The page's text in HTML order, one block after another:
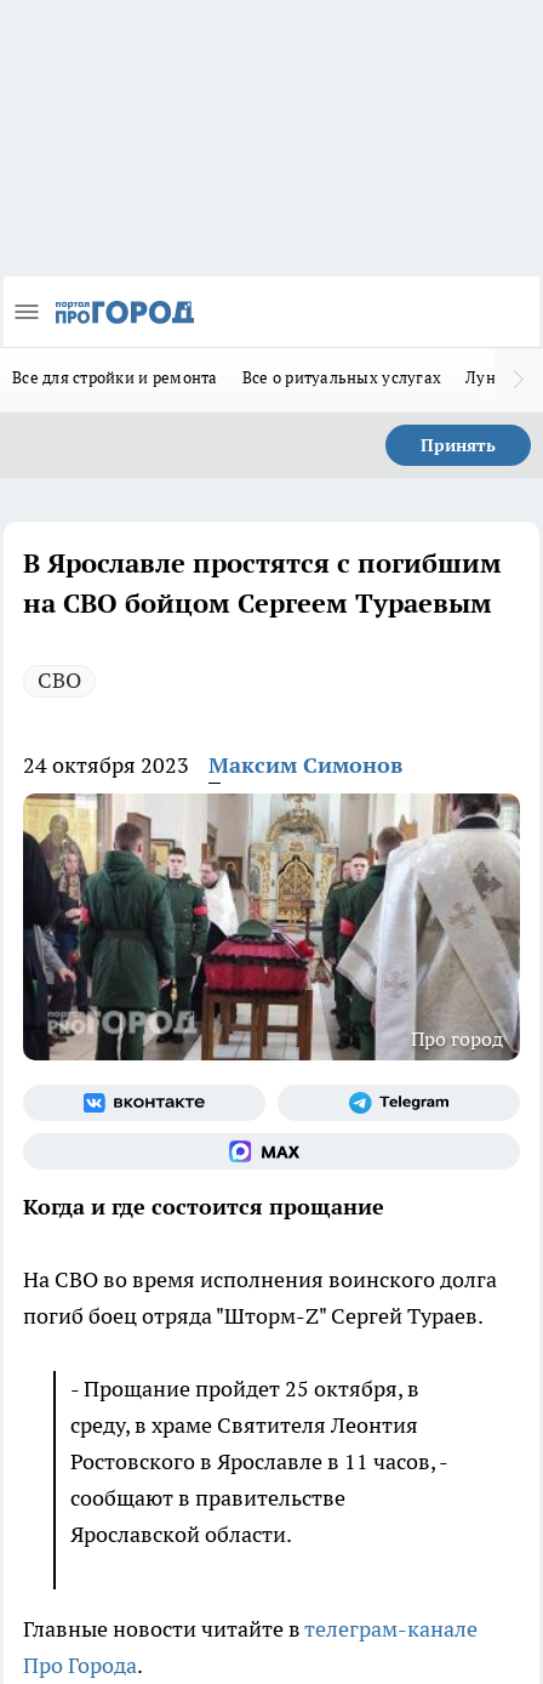
Все для стройки и ремонта Все о ритуальных услугах Лунно-
Принять
В Ярославле простятся с погибшим
на СВО бойцом Сергеем Тураевым
СВО
24 октября 2023 Максим Симонов
Про город
Когда и где состоится прощание
На СВО во время исполнения воинского долга
погиб боец отряда "Шторм-Z" Сергей Тураев.
- Прощание пройдет 25 октября, в
среду, в храме Святителя Леонтия
Ростовского в Ярославле в 11 часов, -
сообщают в правительстве
Ярославской области.
Главные новости читайте втелеграм-канале
Про Города.